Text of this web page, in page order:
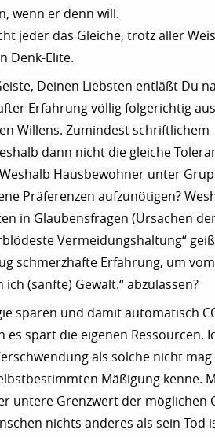
wenn er denn will.
jeder das Gleiche, trotz aller
Denk-Elite.
Deinen Liebsten entläßt Du
Erfahrung völlig folgerichtig
Willens. Zumindest schriftlichem
dann nicht die gleiche
Hausbewohner unter
Präferenzen aufzunötigen?
in Glaubensfragen (Ursachen
Vermeidungshaltung“
schmerzhafte Erfahrung, um
(sanfte) Gewalt.“ abzulassen?
sparen und damit automatisch
es spart die eigenen Ressourcen.
als solche nicht
Mäßigung kenne.
untere Grenzwert der möglichen
nichts anderes als sein Tod